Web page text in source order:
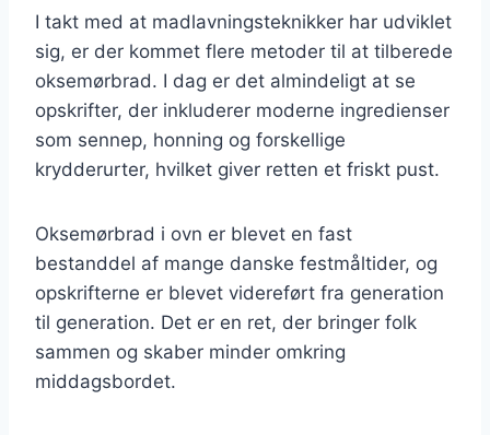
I takt med at madlavningsteknikker har udviklet
sig, er der kommet flere metoder til at tilberede
oksemørbrad. I dag er det almindeligt at se
opskrifter, der inkluderer moderne ingredienser
som sennep, honning og forskellige
krydderurter, hvilket giver retten et friskt pust.
Oksemørbrad i ovn er blevet en fast
bestanddel af mange danske festmåltider, og
opskrifterne er blevet videreført fra generation
til generation. Det er en ret, der bringer folk
sammen og skaber minder omkring
middagsbordet.